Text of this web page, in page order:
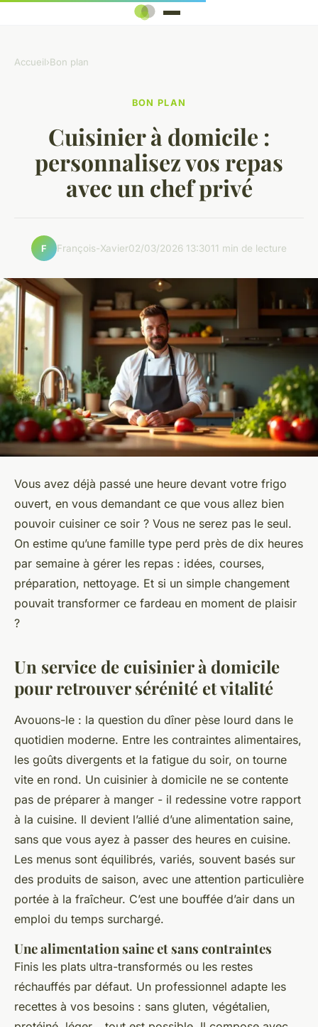
Accueil›Bon plan
BON PLAN
Cuisinier à domicile :
personnalisez vos repas
avec un chef privé
F François-Xavier02/03/2026 13:3011 min de lecture
Vous avez déjà passé une heure devant votre frigo
ouvert, en vous demandant ce que vous allez bien
pouvoir cuisiner ce soir ? Vous ne serez pas le seul.
On estime qu’une famille type perd près de dix heures
par semaine à gérer les repas : idées, courses,
préparation, nettoyage. Et si un simple changement
pouvait transformer ce fardeau en moment de plaisir
?
Un service de cuisinier à domicile
pour retrouver sérénité et vitalité
Avouons-le : la question du dîner pèse lourd dans le
quotidien moderne. Entre les contraintes alimentaires,
les goûts divergents et la fatigue du soir, on tourne
vite en rond. Un cuisinier à domicile ne se contente
pas de préparer à manger - il redessine votre rapport
à la cuisine. Il devient l’allié d’une alimentation saine,
sans que vous ayez à passer des heures en cuisine.
Les menus sont équilibrés, variés, souvent basés sur
des produits de saison, avec une attention particulière
portée à la fraîcheur. C’est une bouffée d’air dans un
emploi du temps surchargé.
Une alimentation saine et sans contraintes
Finis les plats ultra-transformés ou les restes
réchauffés par défaut. Un professionnel adapte les
recettes à vos besoins : sans gluten, végétalien,